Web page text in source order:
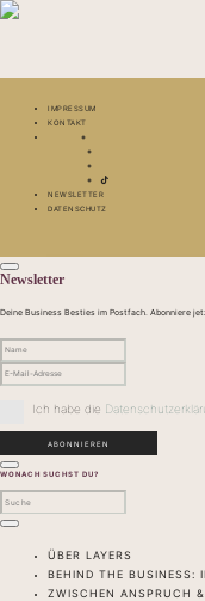
IMPRESSUM
KONTAKT
NEWSLETTER
DATENSCHUTZ
Newsletter
Deine Business Besties im Postfach. Abonniere
Ich habe die
WONACH SUCHST DU?
ÜBER LAYERS
BEHIND THE BUSINESS:
ZWISCHEN ANSPRUCH